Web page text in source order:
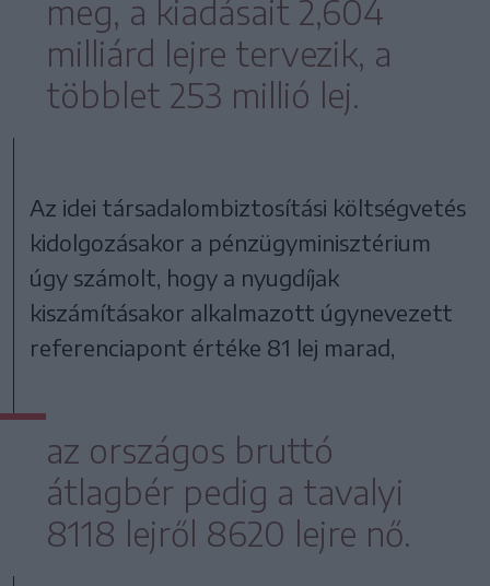
meg, a kiadásait 2,604
milliárd lejre tervezik, a
többlet 253 millió lej.
Az idei társadalombiztosítási költségvetés
kidolgozásakor a pénzügyminisztérium
úgy számolt, hogy a nyugdíjak
kiszámításakor alkalmazott úgynevezett
referenciapont értéke 81 lej marad,
az országos bruttó
átlagbér pedig a tavalyi
8118 lejről 8620 lejre nő.